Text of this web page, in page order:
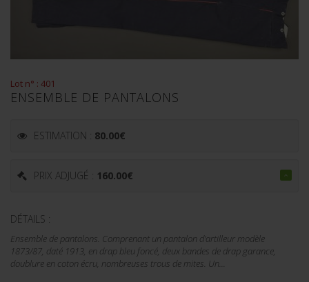
Lot n° : 401
ENSEMBLE DE PANTALONS
ESTIMATION : 80.00€
PRIX ADJUGÉ : 160.00€
DÉTAILS :
Ensemble de pantalons. Comprenant un pantalon d'artilleur modèle
1873/87, daté 1913, en drap bleu foncé, deux bandes de drap garance,
doublure en coton écru, nombreuses trous de mites. Un...